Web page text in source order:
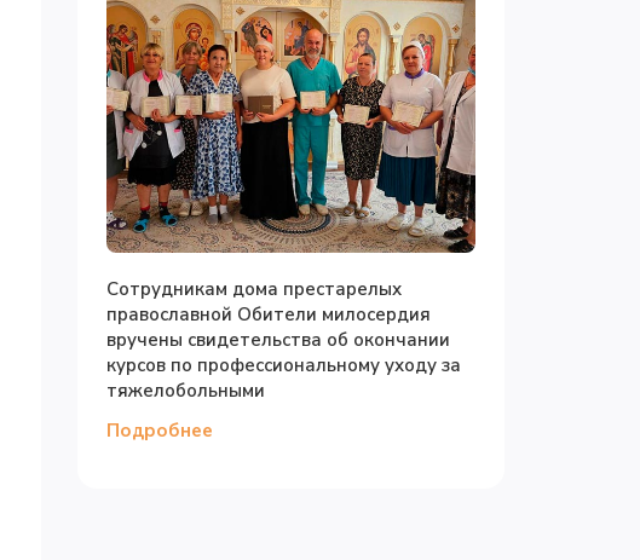
Сотрудникам дома престарелых
православной Обители милосердия
вручены свидетельства об окончании
курсов по профессиональному уходу за
тяжелобольными
Подробнее